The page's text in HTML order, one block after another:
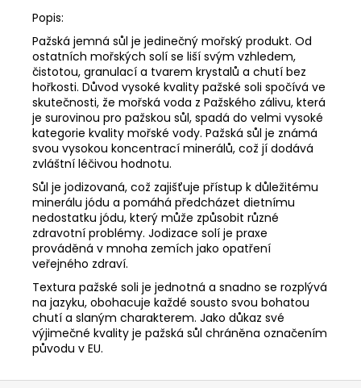
Popis:
Pažská jemná sůl je jedinečný mořský produkt. Od
ostatních mořských solí se liší svým vzhledem,
čistotou, granulací a tvarem krystalů a chutí bez
hořkosti. Důvod vysoké kvality pažské soli spočívá ve
skutečnosti, že mořská voda z Pažského zálivu, která
je surovinou pro pažskou sůl, spadá do velmi vysoké
kategorie kvality mořské vody. Pažská sůl je známá
svou vysokou koncentrací minerálů, což jí dodává
zvláštní léčivou hodnotu.
Sůl je jodizovaná, což zajišťuje přístup k důležitému
minerálu jódu a pomáhá předcházet dietnímu
nedostatku jódu, který může způsobit různé
zdravotní problémy. Jodizace solí je praxe
prováděná v mnoha zemích jako opatření
veřejného zdraví.
Textura pažské soli je jednotná a snadno se rozplývá
na jazyku, obohacuje každé sousto svou bohatou
chutí a slaným charakterem. Jako důkaz své
výjimečné kvality je pažská sůl chráněna označením
původu v EU.